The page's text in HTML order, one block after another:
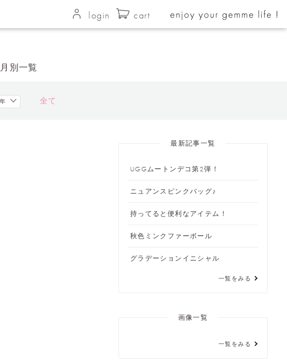
login cart
月別一覧
全て
最新記事一覧
UGGムートンデコ第2弾！
ニュアンスピンクバッグ♪
持ってると便利なアイテム！
秋色ミンクファーボール
グラデーションイニシャル
一覧をみる
画像一覧
一覧をみる